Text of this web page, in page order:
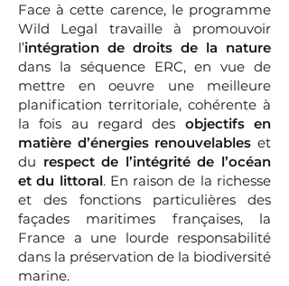
Face à cette carence, le programme
Wild Legal travaille à promouvoir
l’intégration de droits de la nature
dans la séquence ERC, en vue de
mettre en oeuvre une meilleure
planification territoriale, cohérente à
la fois au regard des objectifs en
matière d’énergies renouvelables et
du respect de l’intégrité de l’océan
et du littoral. En raison de la richesse
et des fonctions particulières des
façades maritimes françaises, la
France a une lourde responsabilité
dans la préservation de la biodiversité
marine.